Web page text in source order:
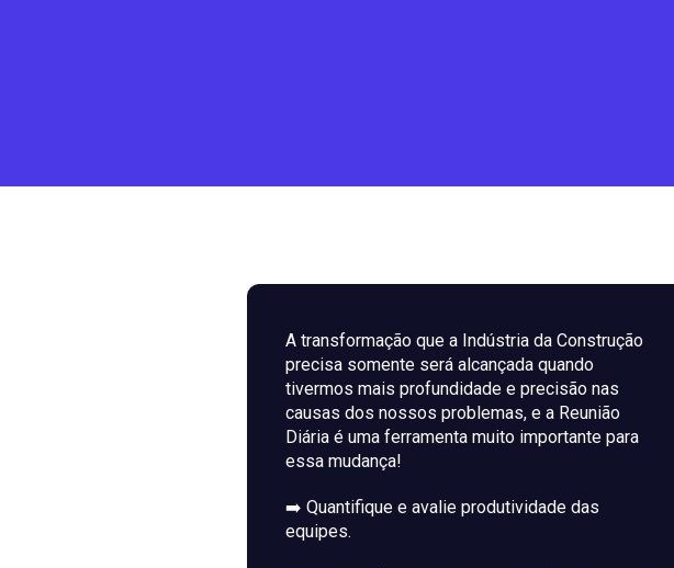
A transformação que a Indústria da Construção
precisa somente será alcançada quando
tivermos mais profundidade e precisão nas
causas dos nossos problemas, e a Reunião
Diária é uma ferramenta muito importante para
essa mudança!
➡️ Quantifique e avalie produtividade das
equipes.